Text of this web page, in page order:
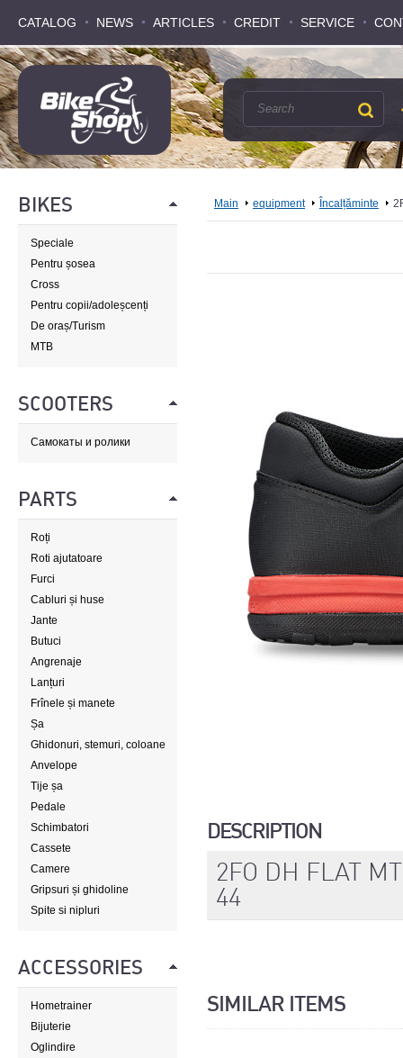
CATALOG NEWS ARTICLES CREDIT SERVICE
CATALOG NEWS ARTICLES CREDIT SERVICE
BIKES
Speciale
Pentru șosea
Cross
Pentru copii/adoleșcenți
De oraș/Turism
MTB
SCOOTERS
Самокаты и ролики
PARTS
Roți
Roti ajutatoare
Furci
Cabluri și huse
Jante
Butuci
Angrenaje
Lanțuri
Frînele și manete
Șa
Ghidonuri, stemuri, coloane
de direcție
Anvelope
Tije șa
Pedale
Schimbatori
Cassete
Camere
Gripsuri și ghidoline
Spite si nipluri
ACCESSORIES
Hometrainer
Bijuterie
Oglindire
Main equipment Încalțăminte
DESCRIPTION
2FO DH FLAT
44
SIMILAR ITEMS